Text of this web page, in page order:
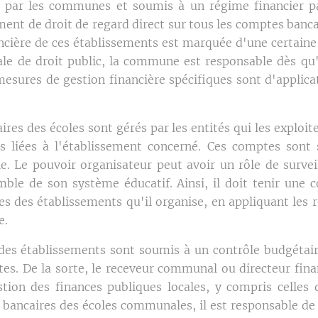
par les communes et soumis à un régime financier
de droit de regard direct sur tous les comptes
de ces établissements est marquée d'une
de droit public, la commune est responsable dès
de gestion financière spécifiques sont
des écoles sont gérés par les entités qui les
liées à l'établissement concerné. Ces comptes
Le pouvoir organisateur peut avoir un rôle de
de son système éducatif. Ainsi, il doit tenir une
des établissements qu'il organise, en appliquant les
établissements sont soumis à un contrôle
De la sorte, le receveur communal ou directeur
des finances publiques locales, y compris celles
des écoles communales, il est responsable